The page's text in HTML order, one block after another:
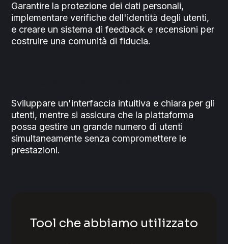
Garantire la protezione dei dati personali,
implementare verifiche dell'identità degli utenti,
e creare un sistema di feedback e recensioni per
costruire una comunità di fiducia.
Sviluppare un'interfaccia intuitiva e chiara per gli
utenti, mentre si assicura che la piattaforma
possa gestire un grande numero di utenti
simultaneamente senza compromettere le
prestazioni.
Tool che abbiamo utilizzato